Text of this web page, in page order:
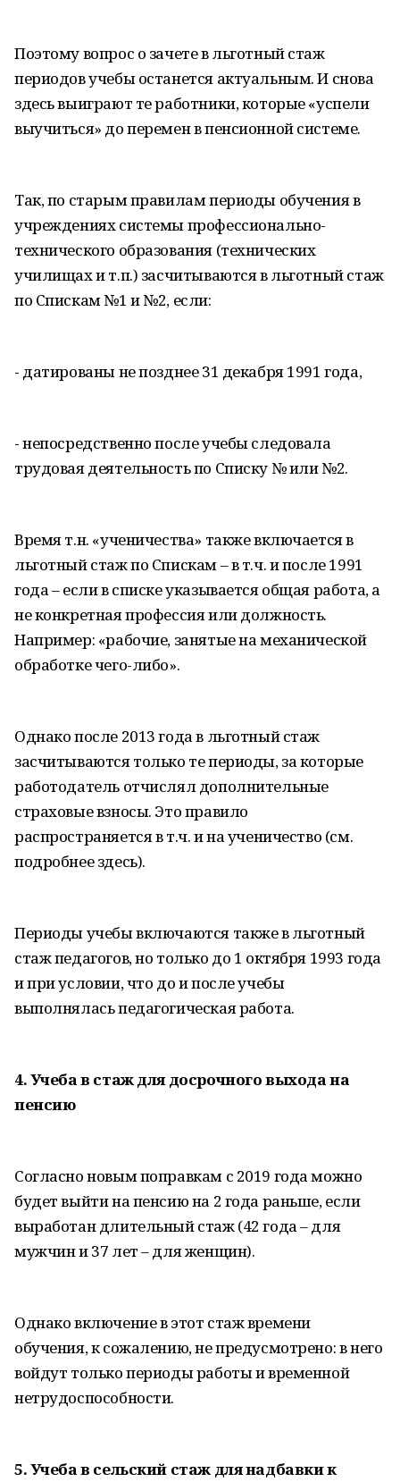
Поэтому вопрос о зачете в льготный стаж
периодов учебы останется актуальным. И снова
здесь выиграют те работники, которые «успели
выучиться» до перемен в пенсионной системе.
Так, по старым правилам периоды обучения в
учреждениях системы профессионально-
технического образования (технических
училищах и т.п.) засчитываются в льготный стаж
по Спискам №1 и №2, если:
- датированы не позднее 31 декабря 1991 года,
- непосредственно после учебы следовала
трудовая деятельность по Списку № или №2.
Время т.н. «ученичества» также включается в
льготный стаж по Спискам – в т.ч. и после 1991
года – если в списке указывается общая работа, а
не конкретная профессия или должность.
Например: «рабочие, занятые на механической
обработке чего-либо».
Однако после 2013 года в льготный стаж
засчитываются только те периоды, за которые
работодатель отчислял дополнительные
страховые взносы. Это правило
распространяется в т.ч. и на ученичество (см.
подробнее здесь).
Периоды учебы включаются также в льготный
стаж педагогов, но только до 1 октября 1993 года
и при условии, что до и после учебы
выполнялась педагогическая работа.
4. Учеба в стаж для досрочного выхода на
пенсию
Согласно новым поправкам с 2019 года можно
будет выйти на пенсию на 2 года раньше, если
выработан длительный стаж (42 года – для
мужчин и 37 лет – для женщин).
Однако включение в этот стаж времени
обучения, к сожалению, не предусмотрено: в него
войдут только периоды работы и временной
нетрудоспособности.
5. Учеба в сельский стаж для надбавки к